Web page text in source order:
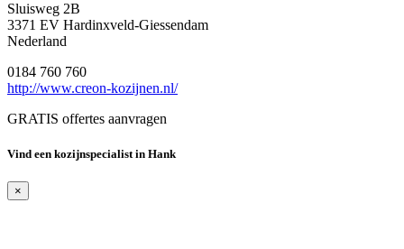
Sluisweg 2B
3371 EV Hardinxveld-Giessendam
Nederland
0184 760 760
http://www.creon-kozijnen.nl/
GRATIS offertes aanvragen
Vind een kozijnspecialist in Hank
×